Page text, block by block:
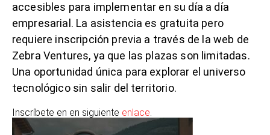
accesibles para implementar en su día a día
empresarial. La asistencia es gratuita pero
requiere inscripción previa a través de la web de
Zebra Ventures, ya que las plazas son limitadas.
Una oportunidad única para explorar el universo
tecnológico sin salir del territorio.
Inscríbete en en siguiente enlace.